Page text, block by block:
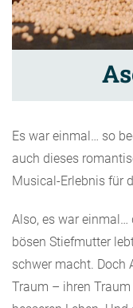
Es war einmal… so
auch dieses
Musical-Erlebnis für
Also, es war einmal…
bösen Stiefmutter
schwer macht. Doch
Traum – ihren